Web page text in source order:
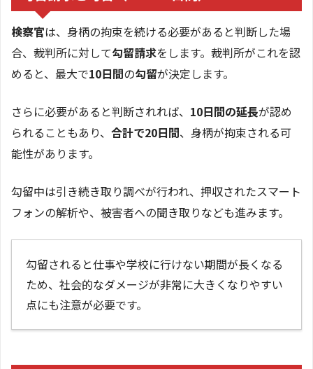
検察官は、身柄の拘束を続ける必要があると判断した場
合、裁判所に対して勾留請求をします。裁判所がこれを認
めると、最大で10日間の勾留が決定します。
さらに必要があると判断されれば、 10日間の延長が認め
られることもあり、 合計で20日間、身柄が拘束される可
能性があります。
勾留中は引き続き取り調べが行われ、押収されたスマート
フォンの解析や、被害者への聞き取りなども進みます。
勾留されると仕事や学校に行けない期間が長くなる
ため、社会的なダメージが非常に大きくなりやすい
点にも注意が必要です。